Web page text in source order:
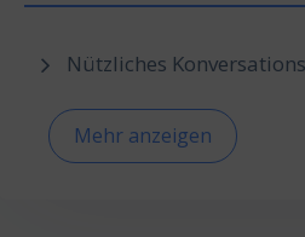
Nützliches
Mehr anzeigen